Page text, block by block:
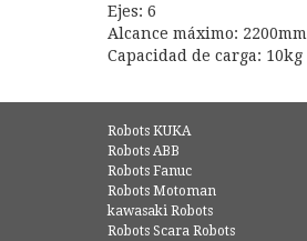
Ejes: 6
Alcance máximo: 2200mm
Capacidad de carga: 10kg
Robots KUKA
Robots ABB
Robots Fanuc
Robots Motoman
kawasaki Robots
Robots Scara Robots